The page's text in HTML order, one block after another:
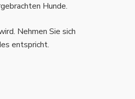
Hunde.
Nehmen Sie sich
entspricht.